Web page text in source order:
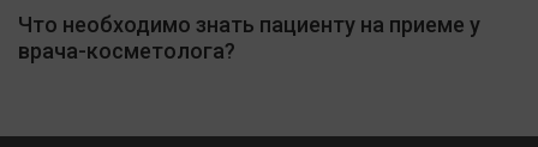
Что необходимо знать пациенту на приеме у
врача-косметолога?